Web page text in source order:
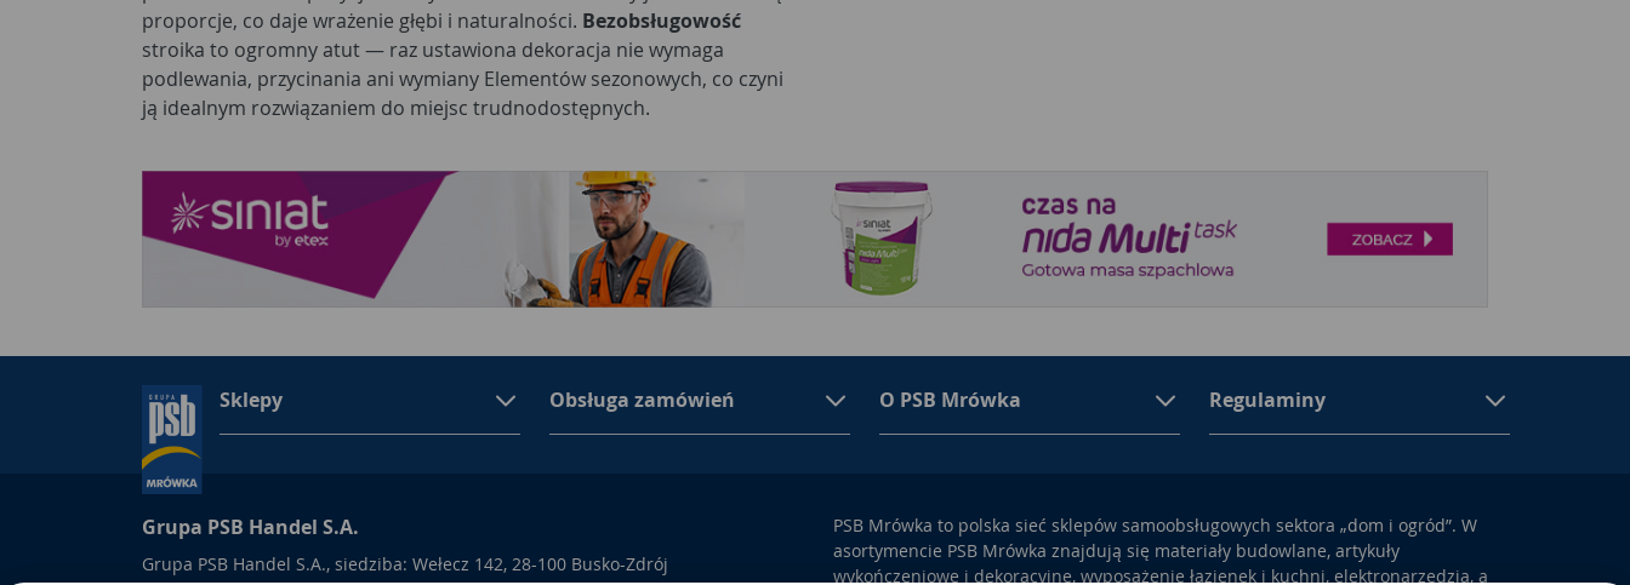
proporcje, co daje wrażenie głębi i naturalności. Bezobsługowość
stroika to ogromny atut — raz ustawiona dekoracja nie wymaga
podlewania, przycinania ani wymiany Elementów sezonowych, co czyni
ją idealnym rozwiązaniem do miejsc trudnodostępnych.
Sklepy Obsługa zamówień O PSB Mrówka Regulaminy
Grupa PSB Handel S.A.
Grupa PSB Handel S.A., siedziba: Wełecz 142, 28-100 Busko-Zdrój
PSB Mrówka to polska sieć sklepów samoobsługowych sektora „dom i ogród”. W
asortymencie PSB Mrówka znajdują się materiały budowlane, artykuły
wykończeniowe i dekoracyjne, wyposażenie łazienek i kuchni, elektronarzędzia, a